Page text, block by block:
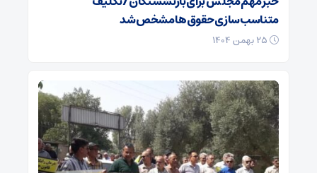
متناسب‌سازی حقوق‌ها مشخص شد